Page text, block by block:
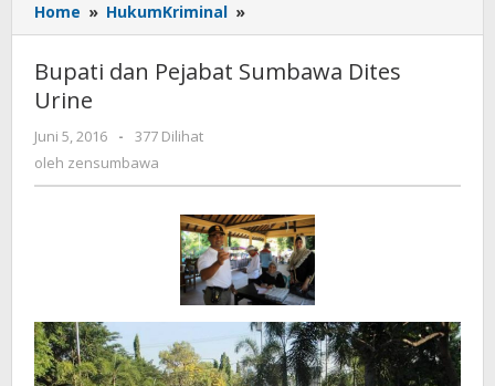
Home » HukumKriminal »
dan
Pejabat
Sumbawa
Bupati dan Pejabat Sumbawa Dites
Urine
Juni 5, 2016
oleh
zensumbawa
-
377 Dilihat
oleh zensumbawa